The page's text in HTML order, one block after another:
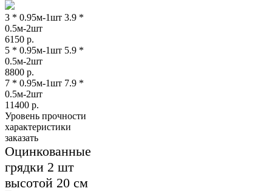
3 * 0.95м-1шт 3.9 *
0.5м-2шт
6150 р.
5 * 0.95м-1шт 5.9 *
0.5м-2шт
8800 р.
7 * 0.95м-1шт 7.9 *
0.5м-2шт
11400 р.
Уровень прочности
характеристики
заказать
Оцинкованные
грядки 2 шт
высотой 20 см